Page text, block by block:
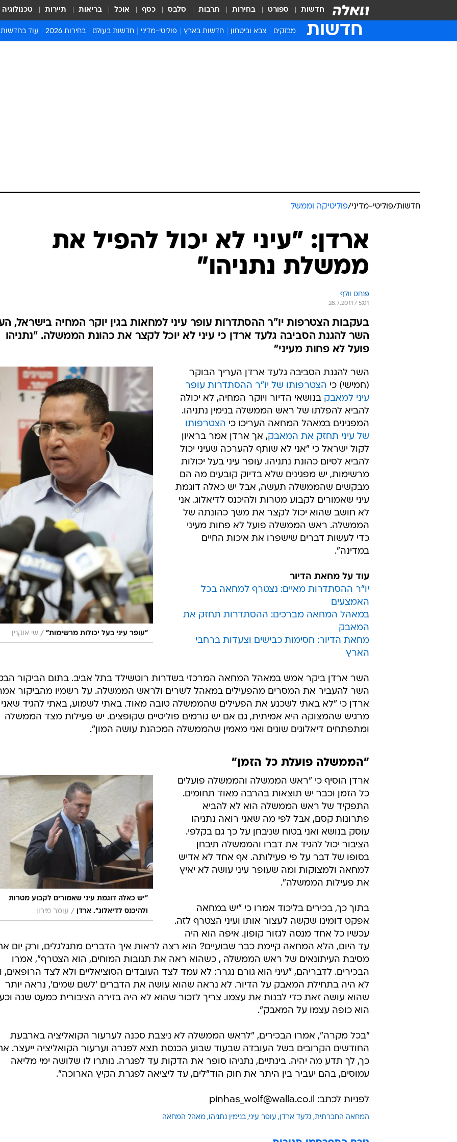
חדשות ספורט בחירות תרבות סלבס כסף אוכל בריאות תיירות טכנולוגיה
חדשות מבזקים צבא וביטחון חדשות בארץ פוליטי-מדיני חדשות בעולם בחירות 2026 עוד בחדשות
חדשות/פוליטי-מדיני/פוליטיקה וממשל
ארדן: "עיני לא יכול להפיל את
ממשלת נתניהו"
פנחס וולף
28.7.2011 / 5:01
בעקבות הצטרפות יו"ר ההסתדרות עופר עיני למחאות בגין יוקר המחיה בישראל,
השר להגנת הסביבה גלעד ארדן כי עיני לא יוכל לקצר את כהונת הממשלה. "נתניהו
פועל לא פחות מעיני"
"עופר עיני בעל יכולות מרשימות" / שי אוקנין
השר להגנת הסביבה גלעד ארדן העריך הבוקר
(חמישי) כי הצטרפותו של יו"ר ההסתדרות עופר
עיני למאבק בנושאי הדיור ויוקר המחיה, לא יכולה
להביא להפלתו של ראש הממשלה בנימין נתניהו.
המפגינים במאהל המחאה העריכו כי הצטרפותו
של עיני תחזק את המאבק, אך ארדן אמר בראיון
לקול ישראל כי "אני לא שותף להערכה שעיני יכול
להביא לסיום כהונת נתניהו. עופר עיני בעל יכולות
מרשימות, יש מפגינים שלא בדיוק קובעים מה הם
מבקשים שהממשלה תעשה, אבל יש כאלה דוגמת
עיני שאמורים לקבוע מטרות ולהיכנס לדיאלוג. אני
לא חושב שהוא יכול לקצר את משך כהונתה של
הממשלה. ראש הממשלה פועל לא פחות מעיני
כדי לעשות דברים שישפרו את איכות החיים
במדינה".
עוד על מחאת הדיור
יו"ר ההסתדרות מאיים: נצטרף למחאה בכל
האמצעים
במאהל המחאה מברכים: ההסתדרות תחזק את
המאבק
מחאת הדיור: חסימות כבישים וצעדות ברחבי
הארץ
השר ארדן ביקר אמש במאהל המחאה המרכזי בשדרות רוטשילד בתל אביב. בתום הביקור
השר להעביר את המסרים מהפעילים במאהל לשרים ולראש הממשלה. על רשמיו מהביקור
ארדן כי "לא באתי לשכנע את הפעילים שהממשלה טובה מאוד. באתי לשמוע, באתי להגיד שאני
מרגיש שהמצוקה היא אמיתית, גם אם יש גורמים פוליטיים שקופצים. יש פעילות מצד הממשלה
ומתפתחים דיאלוגים שונים ואני מאמין שהממשלה המכהנת עושה המון".
"הממשלה פועלת כל הזמן"
"יש כאלה דוגמת עיני שאמורים לקבוע מטרות
ולהיכנס לדיאלוג". ארדן
/ עומר מירון
ארדן הוסיף כי "ראש הממשלה והממשלה פועלים
כל הזמן וכבר יש תוצאות בהרבה מאוד תחומים.
התפקיד של ראש הממשלה הוא לא להביא
פתרונות קסם, אבל לפי מה שאני רואה נתניהו
עוסק בנושא ואני בטוח שניבחן על כך גם בקלפי.
הציבור יכול להגיד את דברו והממשלה תיבחן
בסופו של דבר על פי פעילותה. אף אחד לא אדיש
למחאה ולמצוקות ומה שעופר עיני עושה לא יאיץ
את פעילות הממשלה".
בתוך כך, בכירים בליכוד אמרו כי "יש במחאה
אפקט דומינו שקשה לעצור אותו ועיני הצטרף לזה.
עכשיו כל אחד מנסה לגזור קופון. איפה הוא היה
עד היום, הלא המחאה קיימת כבר שבועיים? הוא רצה לראות איך הדברים מתגלגלים, ורק יום
מסיבת העיתונאים של ראש הממשלה , כשהוא ראה את תגובות המוחים, הוא הצטרף", אמרו
הבכירים. לדבריהם, "עיני הוא גורם נגרר: לא עמד לצד העובדים הסוציאליים ולא לצד הרופאים,
לא היה בתחילת המאבק על הדיור. לא נראה שהוא עושה את הדברים 'לשם שמים', נראה יותר
שהוא עושה זאת כדי לבנות את עצמו. צריך לזכור שהוא לא היה בזירה הציבורית כמעט שנה
הוא כופה עצמו על המאבק".
"בכל מקרה", אמרו הבכירים, "לראש הממשלה לא ניצבת סכנה לערעור הקואליציה בארבעת
החודשים הקרובים בשל העובדה שבעוד שבוע הכנסת תצא לפגרה וערעור הקואליציה ייעצר.
כך, לך תדע מה יהיה. בינתיים, נתניהו סופר את הדקות עד לפגרה. נותרו לו שלושה ימי מליאה
עמוסים, בהם יעביר בין היתר את חוק הוד"לים, עד ליציאה לפגרת הקיץ הארוכה".
לפניות לכתב: pinhas_wolf@walla.co.il
המחאה החברתית גלעד ארדן עופר עיני בנימין נתניהו מאהל המחאה